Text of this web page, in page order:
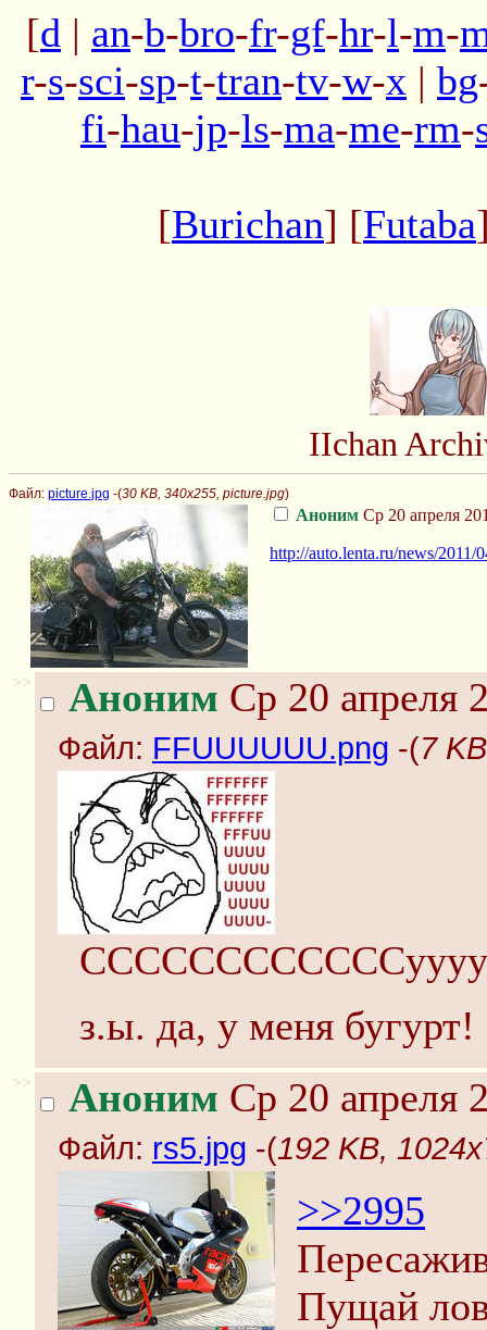
[d | an-b-bro-fr-gf-hr-l-m-
r-s-sci-sp-t-tran-tv-w-x | bg
fi-hau-jp-ls-ma-me-rm-
[Burichan] [Futaba
IIchan
Файл: picture.jpg -(30 KB, 340x255, picture.jpg)
Аноним Ср 20 апреля
http://auto.lenta.ru/news/2011/
>> Аноним Ср 20 апреля
Файл: FFUUUUUU.png -(7
з.ы. да, у меня бугурт!
>> Аноним Ср 20 апреля
Файл: rs5.jpg -(192 KB,
>>2995
Пущай